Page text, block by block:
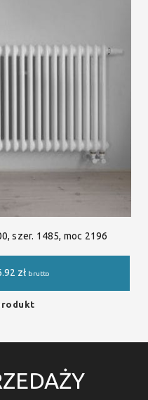
szer. 1485, moc 2196
zł brutto